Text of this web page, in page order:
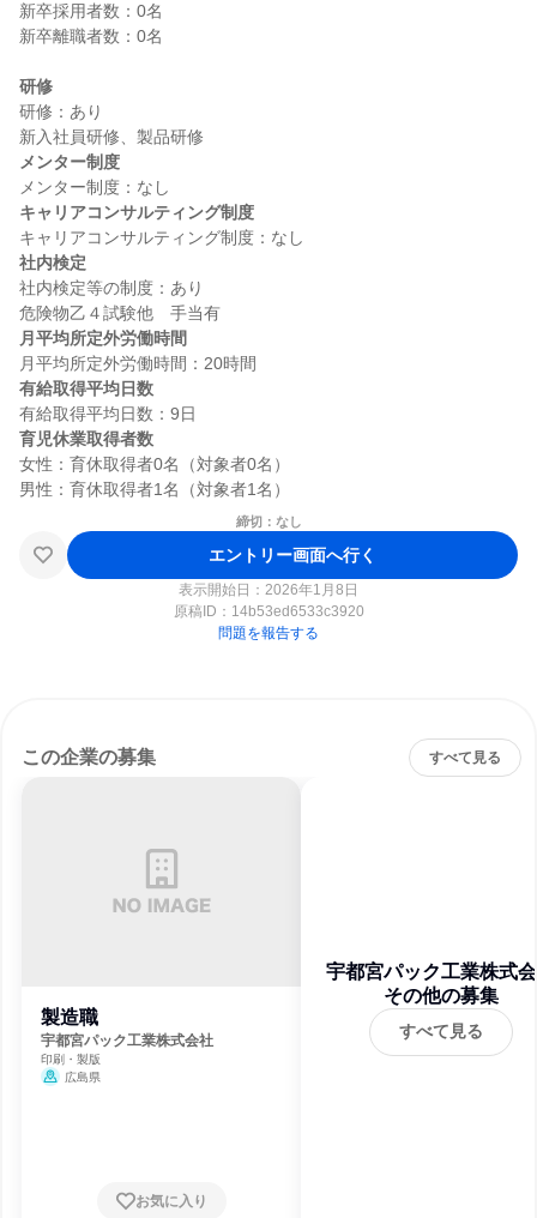
新卒採用者数：0名
新卒離職者数：0名
研修
研修：あり
メンター制度
キャリアコンサルティング制度
社内検定
社内検定等の制度：あり
月平均所定外労働時間
有給取得平均日数
育児休業取得者数
女性：育休取得者0名（対象者0名）
締切：なし
エントリー画面へ行く
表示開始日：2026年1月8日
原稿ID： 14b53ed6533c3920
問題を報告する
この企業の募集 すべて見る
製造職
宇都宮パック工業株式会社
印刷・製版
広島県
お気に入り
宇都宮パック工業株式
その他の募集
すべて見る